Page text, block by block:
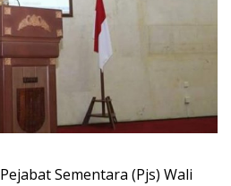
Pejabat Sementara (Pjs) Wali